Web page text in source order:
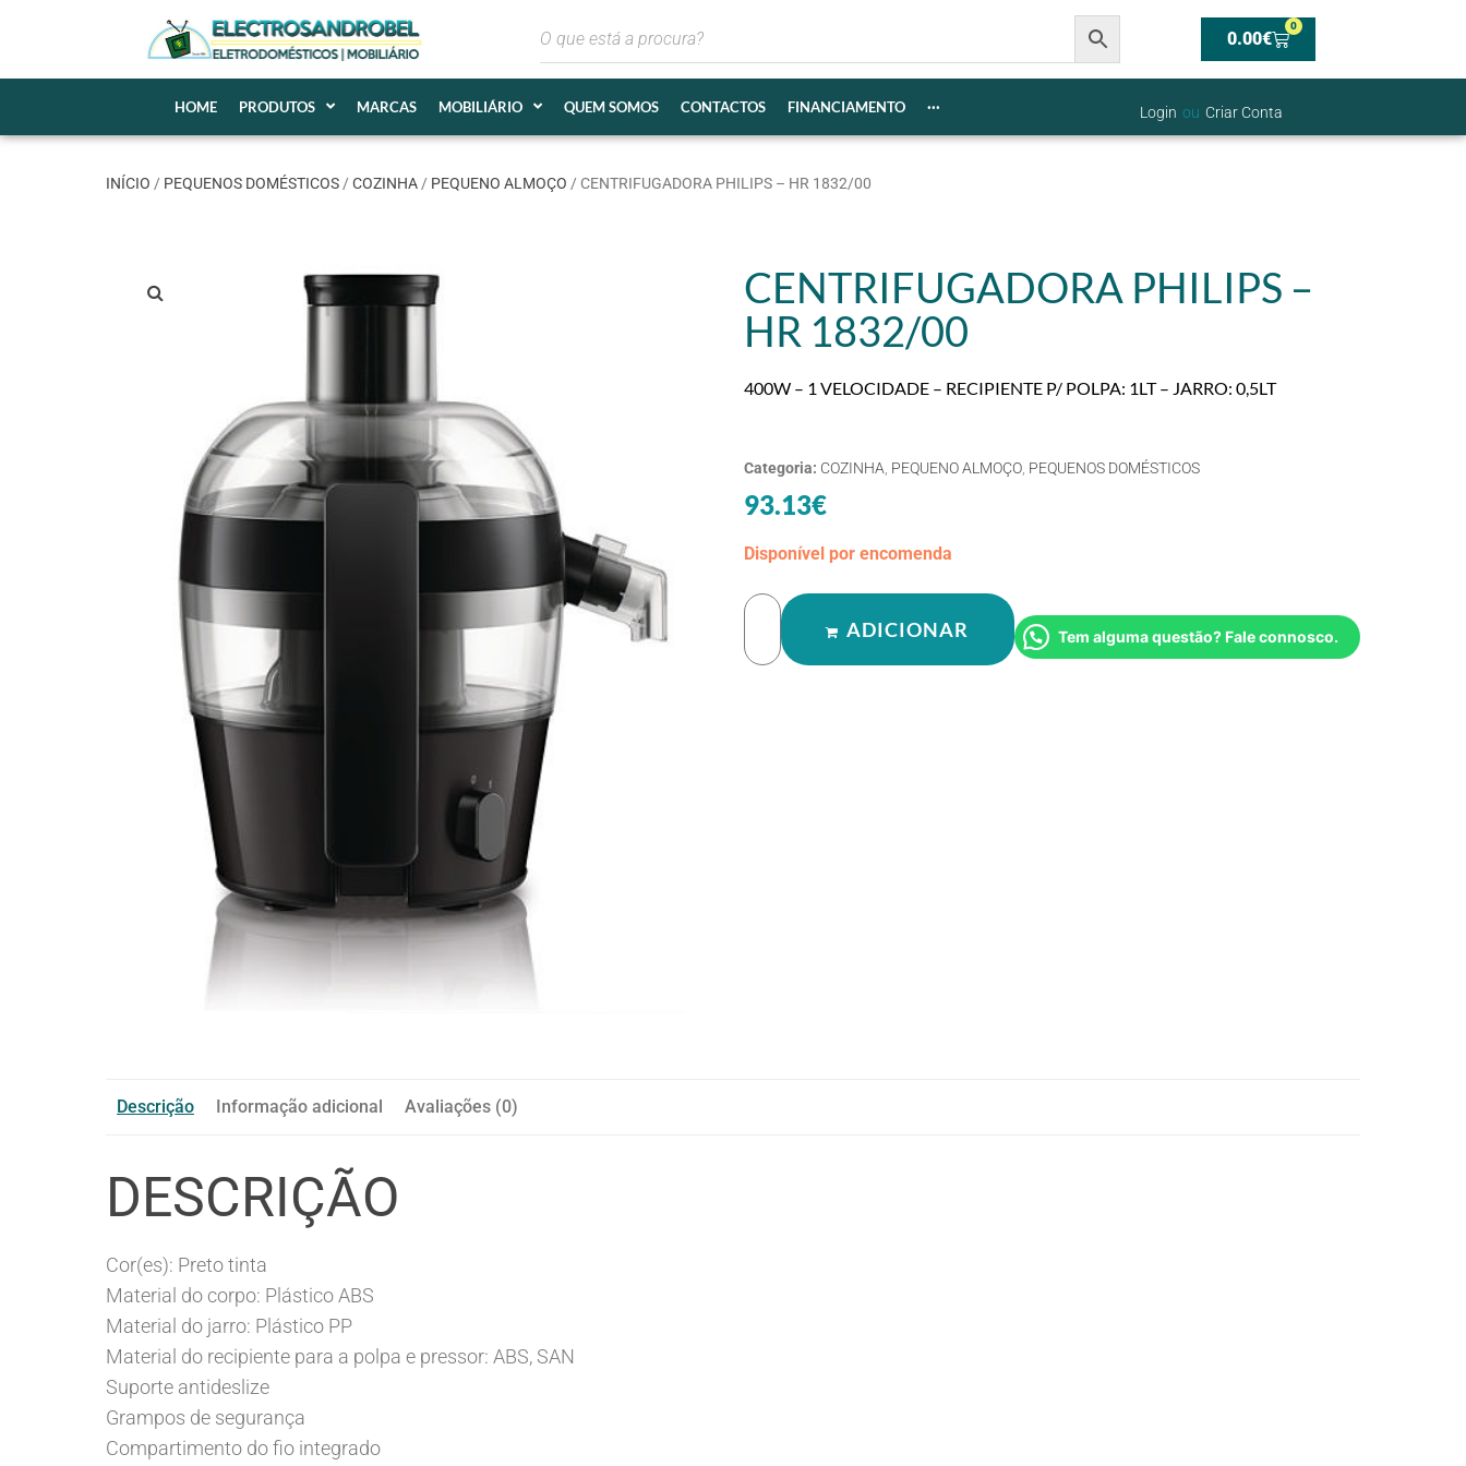
0.00€
0
HOME PRODUTOS MARCAS MOBILIÁRIO QUEM SOMOS CONTACTOS FINANCIAMENTO ··· Login ou Criar Conta
INÍCIO / PEQUENOS DOMÉSTICOS/ COZINHA/ PEQUENO ALMOÇO / CENTRIFUGADORA PHILIPS – HR 1832/00
CENTRIFUGADORA PHILIPS –
HR 1832/00
400W – 1 VELOCIDADE – RECIPIENTE P/ POLPA: 1LT – JARRO: 0,5LT
Categoria: COZINHA PEQUENO ALMOÇO PEQUENOS DOMÉSTICOS
93.13€
Disponível por encomenda
ADICIONAR Tem alguma questão? Fale connosco.
Descrição Informação adicional Avaliações (0)
DESCRIÇÃO
Cor(es): Preto tinta
Material do corpo: Plástico ABS
Material do jarro: Plástico PP
Material do recipiente para a polpa e pressor: ABS, SAN
Suporte antideslize
Grampos de segurança
Compartimento do fio integrado